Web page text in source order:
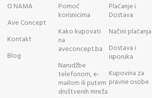
O NAMA
Ave Concept
Kontakt
Blog
Pomoć
korisnicima
Kako kupovati
na
aveconcept.ba
Narudžbe
telefonom, e-
mailom ili putem
društvenih mreža
Plaćanje i
Dostava
Načini plaćanja
Dostava i
isporuka
Kupovina za
pravne osobe